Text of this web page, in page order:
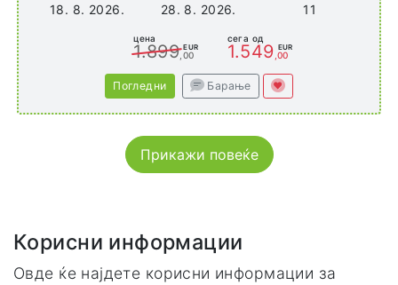
18. 8. 2026.
28. 8. 2026.
11
цена
1.899 EUR
,00
сега од
1.549 EUR
,00
Погледни Барање
Прикажи повеќе
Корисни информации
Овде ќе најдете корисни информации за